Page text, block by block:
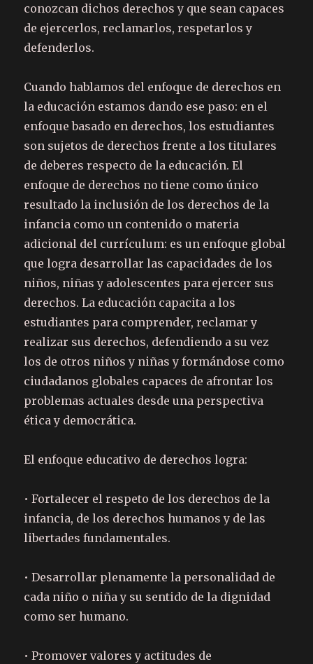
conozcan dichos derechos y que sean capaces
de ejercerlos, reclamarlos, respetarlos y
defenderlos.
Cuando hablamos del enfoque de derechos en
la educación estamos dando ese paso: en el
enfoque basado en derechos, los estudiantes
son sujetos de derechos frente a los titulares
de deberes respecto de la educación. El
enfoque de derechos no tiene como único
resultado la inclusión de los derechos de la
infancia como un contenido o materia
adicional del currículum: es un enfoque global
que logra desarrollar las capacidades de los
niños, niñas y adolescentes para ejercer sus
derechos. La educación capacita a los
estudiantes para comprender, reclamar y
realizar sus derechos, defendiendo a su vez
los de otros niños y niñas y formándose como
ciudadanos globales capaces de afrontar los
problemas actuales desde una perspectiva
ética y democrática.
El enfoque educativo de derechos logra:
• Fortalecer el respeto de los derechos de la
infancia, de los derechos humanos y de las
libertades fundamentales.
• Desarrollar plenamente la personalidad de
cada niño o niña y su sentido de la dignidad
como ser humano.
• Promover valores y actitudes de